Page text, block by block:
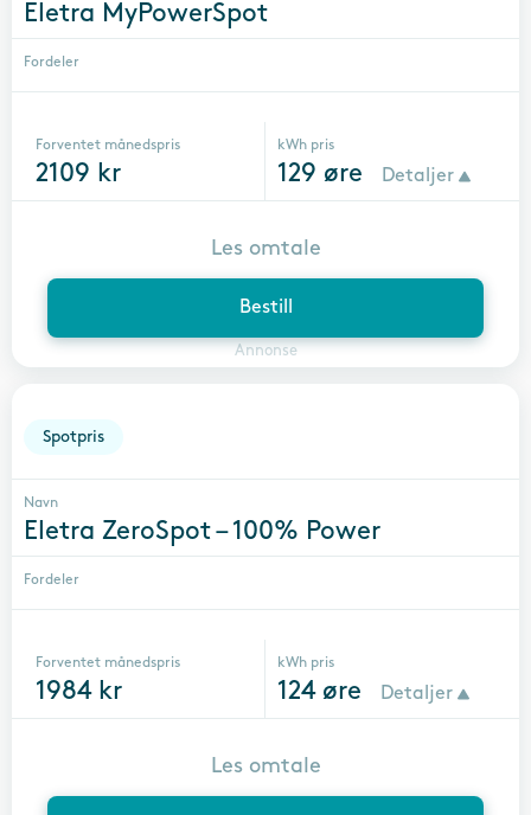
Eletra MyPowerSpot
Fordeler
Forventet månedspris
2109 kr
kWh pris
129 øre Detaljer
Bestill
Annonse
Les omtale
Spotpris
Navn
Eletra ZeroSpot – 100% Power
Fordeler
Forventet månedspris
1984kr
kWh pris
124øre Detaljer
Les omtale